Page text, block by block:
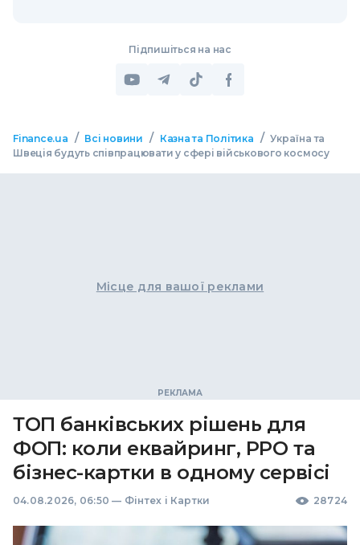
Підпишіться на нас
Finance.ua / Всі новини / Казна та Політика / Україна та
Швеція будуть співпрацювати у сфері військового космосу
Місце для вашої реклами
ТОП банківських рішень для
ФОП: коли еквайринг, РРО та
бізнес-картки в одному сервісі
04.08.2026, 06:50 — Фінтех і Картки 28724